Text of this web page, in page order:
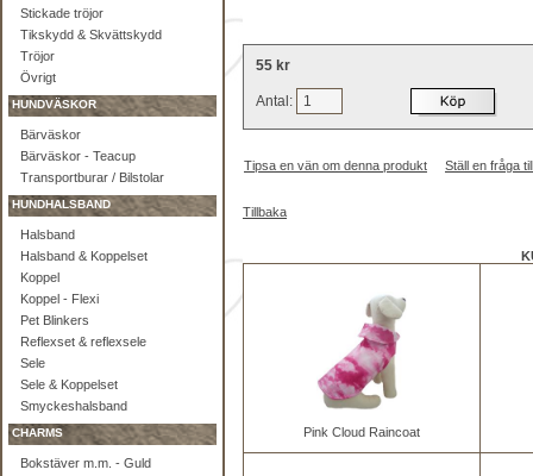
Stickade tröjor
Tikskydd & Skvättskydd
Tröjor
Övrigt
HUNDVÄSKOR
Bärväskor
Bärväskor - Teacup
Transportburar / Bilstolar
HUNDHALSBAND
Halsband
Halsband & Koppelset
Koppel
Koppel - Flexi
Pet Blinkers
Reflexset & reflexsele
Sele
Sele & Koppelset
Smyckeshalsband
CHARMS
Bokstäver m.m. - Guld
55 kr
Antal:
Tipsa en vän om denna produkt Ställ en fråga
Tillbaka
Pink Cloud Raincoat